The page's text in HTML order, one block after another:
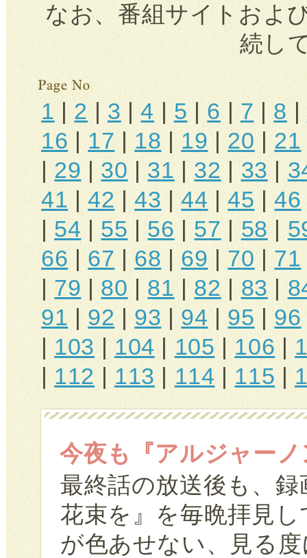
なお、番組サイトおよ
続し
1 | 2 | 3 |4 | 5 | 6 | 7 | 8 |
16 |17| 18 |19 |20 | 21
| 29| 30 |31 | 32 |33 |
41 |42|43 |44 |45 |46
| 54 | 55 |56 |57 | 58 |
66| 67| 68 | 69| 70 | 71
| 79 | 80 |81| 82 |83 |
91 | 92 | 93 | 94| 95| 96
| 103 | 104 |105 |106 |
| 112 | 113 | 114 | 115 |
今夜も『アルジャー
最終話の放送後も、
花束を』を毎晩拝見
が色あせない、見る